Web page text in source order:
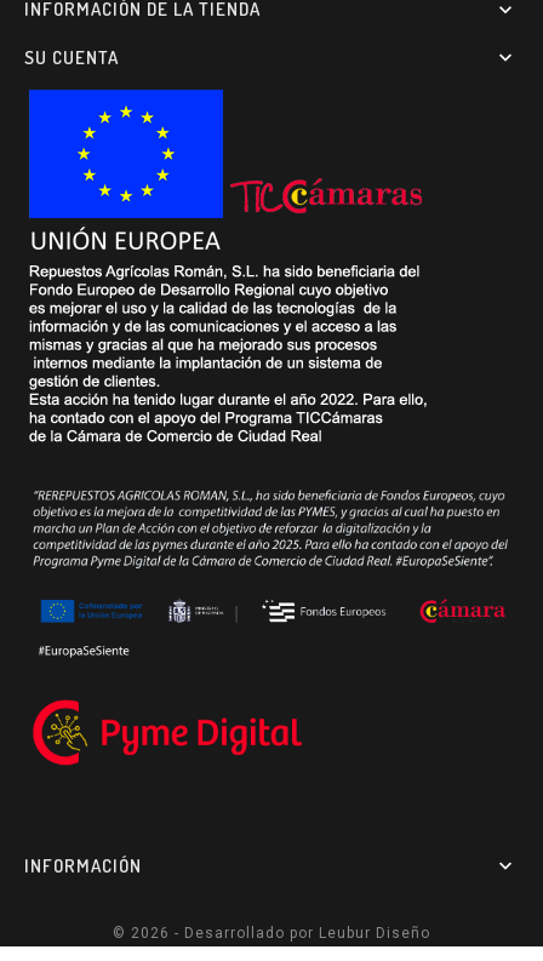
INFORMACIÓN DE LA TIENDA 
SU CUENTA 
INFORMACIÓN 
© 2026 - Desarrollado por Leubur Diseño